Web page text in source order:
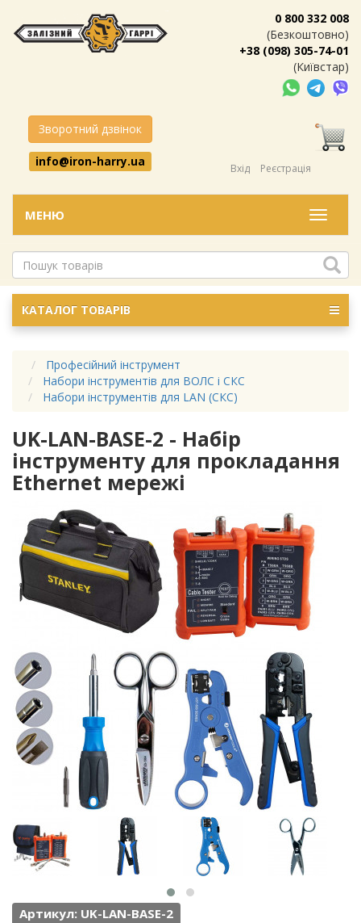
0 800 332 008
(Безкоштовно)
+38 (098) 305-74-01
(Київстар)
Зворотний дзвінок
info@iron-harry.ua
Вхід Реєстрація
Меню
МЕНЮ
КАТАЛОГ ТОВАРІВ
Професійний інструмент
Набори інструментів для ВОЛС і СКС
Набори інструментів для LAN (СКС)
UK-LAN-BASE-2 - Набір
інструменту для прокладання
Ethernet мережі
Артикул: UK-LAN-BASE-2